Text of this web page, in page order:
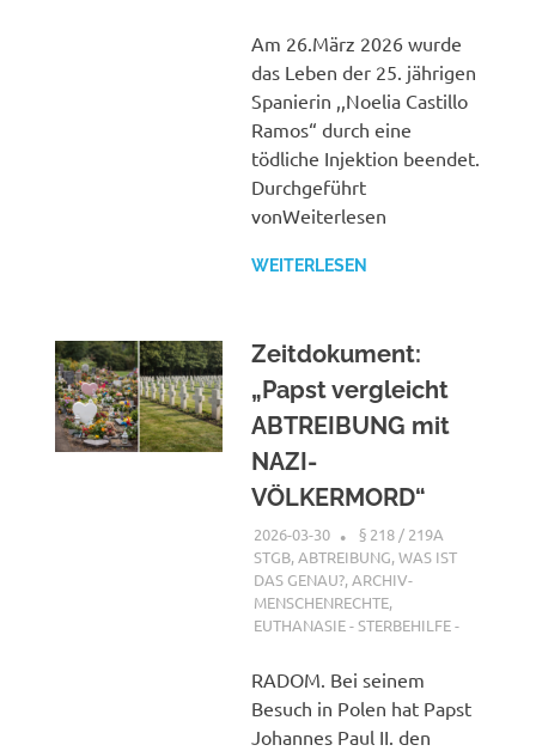
Am 26.März 2026 wurde
das Leben der 25. jährigen
Spanierin ,,Noelia Castillo
Ramos“ durch eine
tödliche Injektion beendet.
Durchgeführt
vonWeiterlesen
WEITERLESEN
Zeitdokument:
„Papst vergleicht
ABTREIBUNG mit
NAZI-
VÖLKERMORD“
2026-03-30 XX
§ 218 / 219A
STGB,ABTREIBUNG, WAS IST
DAS GENAU?,ARCHIV-
MENSCHENRECHTE,
EUTHANASIE - STERBEHILFE -
RADOM. Bei seinem
Besuch in Polen hat Papst
Johannes Paul II. den